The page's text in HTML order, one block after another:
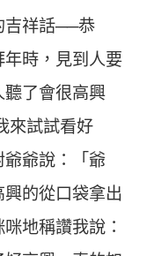
吉祥話──恭
時，見到人要
了會很高興
來試試看好
爺爺說：「爺
的從口袋拿出
地稱讚我說：